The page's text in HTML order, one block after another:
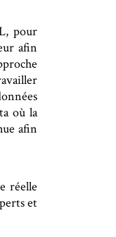
pour
afin
où la
afin
réelle
et